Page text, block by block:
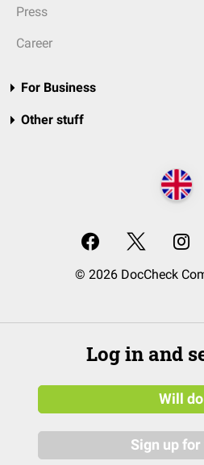
Press
Career
For Business
Other stuff
© 2026 DocCheck
Log in and
Will do
Sign up